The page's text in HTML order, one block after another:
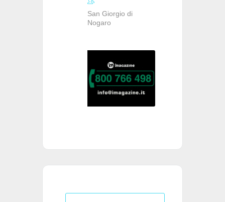
San Giorgio di
Nogaro